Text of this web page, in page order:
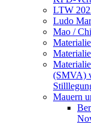
LTW
Ludo
Mao /
(SMVA)
Mauern